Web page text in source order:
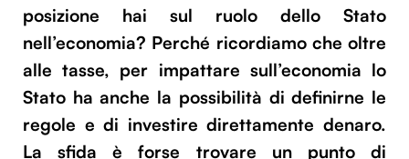
posizione hai sul ruolo dello Stato
nell’economia? Perché ricordiamo che oltre
alle tasse, per impattare sull’economia lo
Stato ha anche la possibilità di definirne le
regole e di investire direttamente denaro.
La sfida è forse trovare un punto di